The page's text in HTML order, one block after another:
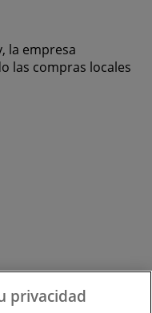
la empresa
las compras locales
privacidad